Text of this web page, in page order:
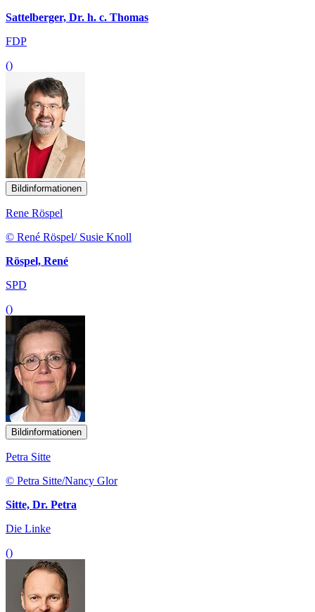
Sattelberger, Dr. h. c. Thomas
FDP
()
Bildinformationen
Rene Röspel
© René Röspel/ Susie Knoll
Röspel, René
SPD
()
Bildinformationen
Petra Sitte
© Petra Sitte/Nancy Glor
Sitte, Dr. Petra
Die Linke
()